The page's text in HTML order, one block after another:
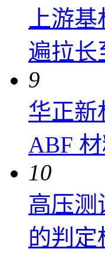
上游
遍拉长
9
华正新
ABF
10
高压测
的判定